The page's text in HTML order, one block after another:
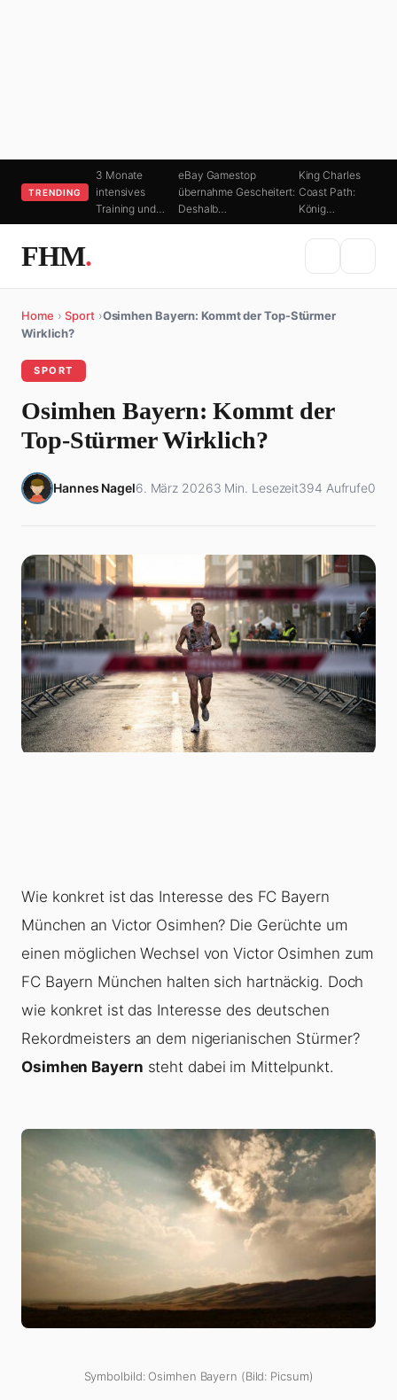
TRENDING
3 Monate
intensives
Training und…
eBay Gamestop
übernahme Gescheitert:
Deshalb…
King Charles
Coast Path:
König…
FHM.
Home › Sport ›Osimhen Bayern: Kommt der Top-Stürmer
Wirklich?
SPORT
Osimhen Bayern: Kommt der
Top-Stürmer Wirklich?
Hannes Nagel6. März 20263 Min. Lesezeit394 Aufrufe0
Wie konkret ist das Interesse des FC Bayern
München an Victor Osimhen? Die Gerüchte um
einen möglichen Wechsel von Victor Osimhen zum
FC Bayern München halten sich hartnäckig. Doch
wie konkret ist das Interesse des deutschen
Rekordmeisters an dem nigerianischen Stürmer?
Osimhen Bayern steht dabei im Mittelpunkt.
Symbolbild: Osimhen Bayern (Bild: Picsum)